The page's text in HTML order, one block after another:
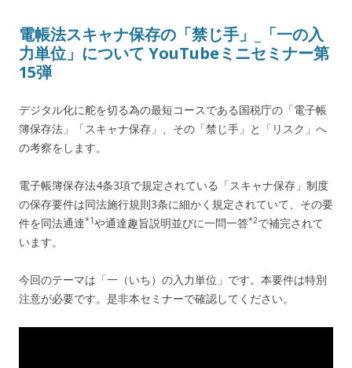
電帳法スキャナ保存の「禁じ手」_「一の入
力単位」について YouTubeミニセミナー第
15弾
デジタル化に舵を切る為の最短コースである国税庁の「電子帳
簿保存法」「スキャナ保存」、その「禁じ手」と「リスク」へ
の考察をします。
電子帳簿保存法4条3項で規定されている「スキャナ保存」制度
の保存要件は同法施行規則3条に細かく規定されていて、その要
件を同法通達*1や通達趣旨説明並びに一問一答*2で補完されて
います。
今回のテーマは「一（いち）の入力単位」です。本要件は特別
注意が必要です。是非本セミナーで確認してください。